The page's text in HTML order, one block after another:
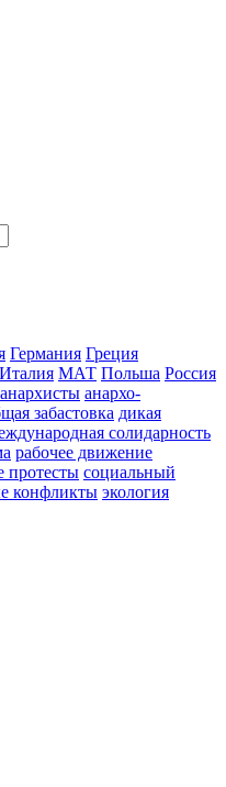
Германия Греция
Италия МАТ Польша Россия
анархисты анархо-
забастовка дикая
солидарность
рабочее движение
протесты социальный
конфликты экология